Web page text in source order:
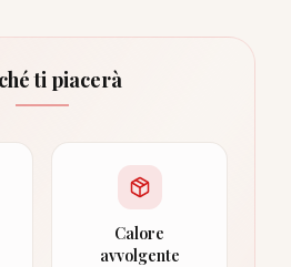
ti piacerà
Calore
avvolgente